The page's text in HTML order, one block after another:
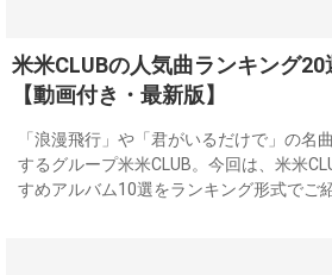
米米CLUBの人気曲ランキング
【動画付き・最新版】
「浪漫飛行」や「君がいるだけで」の名
するグループ米米CLUB。今回は、米米
すめアルバム10選をランキング形式でご